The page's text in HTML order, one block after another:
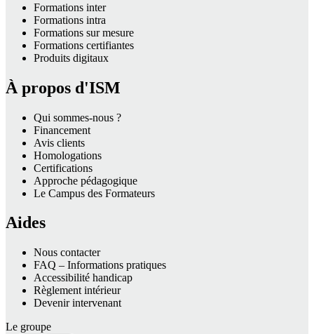
Formations inter
Formations intra
Formations sur mesure
Formations certifiantes
Produits digitaux
À propos d'ISM
Qui sommes-nous ?
Financement
Avis clients
Homologations
Certifications
Approche pédagogique
Le Campus des Formateurs
Aides
Nous contacter
FAQ – Informations pratiques
Accessibilité handicap
Règlement intérieur
Devenir intervenant
Le groupe